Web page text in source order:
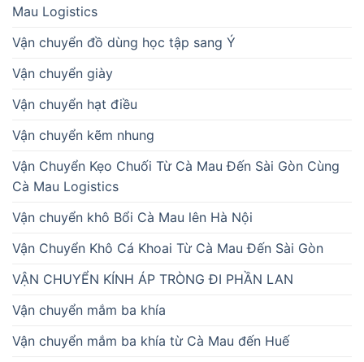
Mau Logistics
Vận chuyển đồ dùng học tập sang Ý
Vận chuyển giày
Vận chuyển hạt điều
Vận chuyển kẽm nhung
Vận Chuyển Kẹo Chuối Từ Cà Mau Đến Sài Gòn Cùng
Cà Mau Logistics
Vận chuyển khô Bổi Cà Mau lên Hà Nội
Vận Chuyển Khô Cá Khoai Từ Cà Mau Đến Sài Gòn
VẬN CHUYỂN KÍNH ÁP TRÒNG ĐI PHẦN LAN
Vận chuyển mắm ba khía
Vận chuyển mắm ba khía từ Cà Mau đến Huế